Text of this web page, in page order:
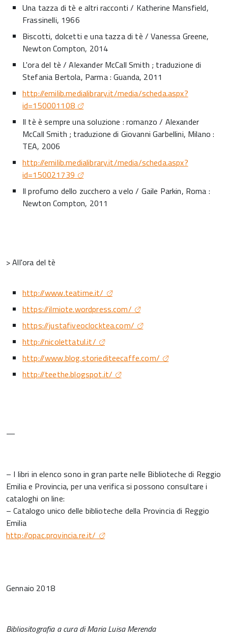
Una tazza di tè e altri racconti / Katherine Mansfield,
Frassinelli, 1966
Biscotti, dolcetti e una tazza di tè / Vanessa Greene,
Newton Compton, 2014
L'ora del tè / Alexander McCall Smith ; traduzione di
Stefania Bertola, Parma : Guanda, 2011
http://emilib.medialibrary.it/media/scheda.aspx?
id=150001108
Il tè è sempre una soluzione : romanzo / Alexander
McCall Smith ; traduzione di Giovanni Garbellini, Milano :
TEA, 2006
http://emilib.medialibrary.it/media/scheda.aspx?
id=150021739
Il profumo dello zucchero a velo / Gaile Parkin, Roma :
Newton Compton, 2011
> All'ora del tè
http://www.teatime.it/
https://ilmiote.wordpress.com/
https://justafiveoclocktea.com/
http://nicolettatul.it/
http://www.blog.storiediteecaffe.com/
http://teethe.blogspot.it/
—
– I libri in elenco sono in gran parte nelle Biblioteche di Reggio
Emilia e Provincia, per una verifica si possono consultare i
cataloghi on line:
– Catalogo unico delle biblioteche della Provincia di Reggio
Emilia
http://opac.provincia.re.it/
Gennaio 2018
Bibliositografia a cura di Maria Luisa Merenda